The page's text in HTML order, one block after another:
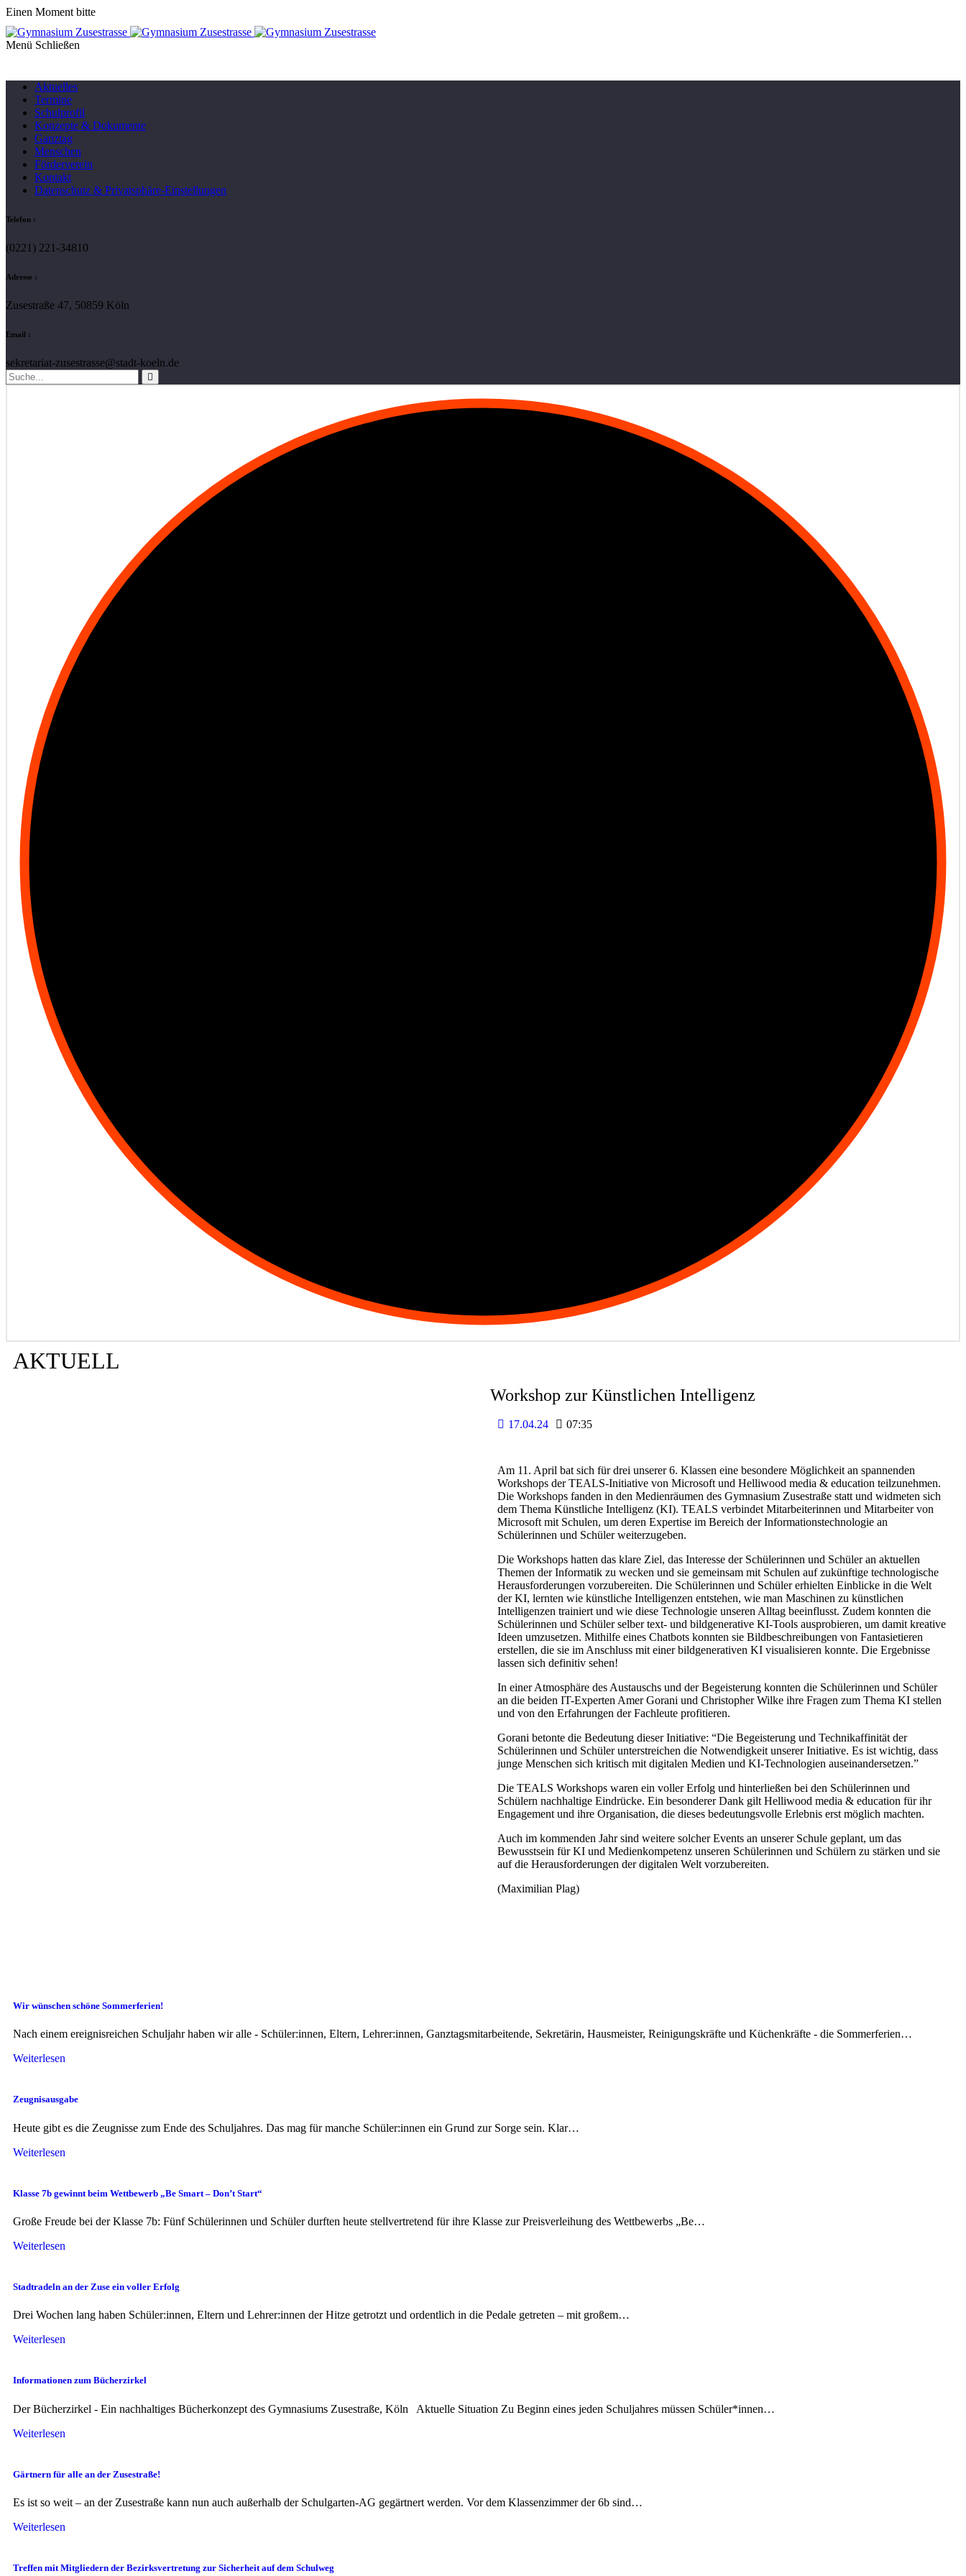
Einen Moment bitte
Menü
Aktuelles
Termine
Schulprofil
Konzepte & Dokumente
Ganztag
Menschen
Förderverein
Kontakt
Datenschutz & Privatsphäre-Einstellungen
Telefon :
(0221) 221-34810
Adresse :
Zusestraße 47, 50859 Köln
Email :
sekretariat-zusestrasse@stadt-koeln.de
AKTUELL
Workshop zur Künstlichen Intelligenz
17.04.24 07:35
Am 11. April bat sich für drei unserer 6. Klassen eine besondere Möglichkeit an spannenden
Workshops der TEALS-Initiative von Microsoft und Helliwood media & education teilzunehmen.
Die Workshops fanden in den Medienräumen des Gymnasium Zusestraße statt und widmeten sich
dem Thema Künstliche Intelligenz (KI). TEALS verbindet Mitarbeiterinnen und Mitarbeiter von
Microsoft mit Schulen, um deren Expertise im Bereich der Informationstechnologie an
Schülerinnen und Schüler weiterzugeben.
Die Workshops hatten das klare Ziel, das Interesse der Schülerinnen und Schüler an aktuellen
Themen der Informatik zu wecken und sie gemeinsam mit Schulen auf zukünftige technologische
Herausforderungen vorzubereiten. Die Schülerinnen und Schüler erhielten Einblicke in die Welt
der KI, lernten wie künstliche Intelligenzen entstehen, wie man Maschinen zu künstlichen
Intelligenzen trainiert und wie diese Technologie unseren Alltag beeinflusst. Zudem konnten die
Schülerinnen und Schüler selber text- und bildgenerative KI-Tools ausprobieren, um damit kreative
Ideen umzusetzen. Mithilfe eines Chatbots konnten sie Bildbeschreibungen von Fantasietieren
erstellen, die sie im Anschluss mit einer bildgenerativen KI visualisieren konnte. Die Ergebnisse
lassen sich definitiv sehen!
In einer Atmosphäre des Austauschs und der Begeisterung konnten die Schülerinnen und Schüler
an die beiden IT-Experten Amer Gorani und Christopher Wilke ihre Fragen zum Thema KI stellen
und von den Erfahrungen der Fachleute profitieren.
Gorani betonte die Bedeutung dieser Initiative: “Die Begeisterung und Technikaffinität der
Schülerinnen und Schüler unterstreichen die Notwendigkeit unserer Initiative. Es ist wichtig, dass
junge Menschen sich kritisch mit digitalen Medien und KI-Technologien auseinandersetzen.”
Die TEALS Workshops waren ein voller Erfolg und hinterließen bei den Schülerinnen und
Schülern nachhaltige Eindrücke. Ein besonderer Dank gilt Helliwood media & education für ihr
Engagement und ihre Organisation, die dieses bedeutungsvolle Erlebnis erst möglich machten.
Auch im kommenden Jahr sind weitere solcher Events an unserer Schule geplant, um das
Bewusstsein für KI und Medienkompetenz unseren Schülerinnen und Schülern zu stärken und sie
auf die Herausforderungen der digitalen Welt vorzubereiten.
(Maximilian Plag)
Wir wünschen schöne Sommerferien!
Nach einem ereignisreichen Schuljahr haben wir alle - Schüler:innen, Eltern, Lehrer:innen, Ganztagsmitarbeitende, Sekretärin, Hausmeister, Reinigungskräfte und Küchenkräfte - die Sommerferien…
Weiterlesen
Zeugnisausgabe
Heute gibt es die Zeugnisse zum Ende des Schuljahres. Das mag für manche Schüler:innen ein Grund zur Sorge sein. Klar…
Weiterlesen
Klasse 7b gewinnt beim Wettbewerb „Be Smart – Don’t Start“
Große Freude bei der Klasse 7b: Fünf Schülerinnen und Schüler durften heute stellvertretend für ihre Klasse zur Preisverleihung des Wettbewerbs „Be…
Weiterlesen
Stadtradeln an der Zuse ein voller Erfolg
Drei Wochen lang haben Schüler:innen, Eltern und Lehrer:innen der Hitze getrotzt und ordentlich in die Pedale getreten – mit großem…
Weiterlesen
Informationen zum Bücherzirkel
Der Bücherzirkel - Ein nachhaltiges Bücherkonzept des Gymnasiums Zusestraße, Köln Aktuelle Situation Zu Beginn eines jeden Schuljahres müssen Schüler*innen…
Weiterlesen
Gärtnern für alle an der Zusestraße!
Es ist so weit – an der Zusestraße kann nun auch außerhalb der Schulgarten-AG gegärtnert werden. Vor dem Klassenzimmer der 6b sind…
Weiterlesen
Treffen mit Mitgliedern der Bezirksvertretung zur Sicherheit auf dem Schulweg